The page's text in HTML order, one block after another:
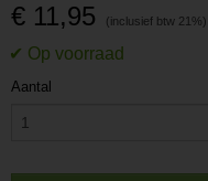
€ 11,95
Aantal